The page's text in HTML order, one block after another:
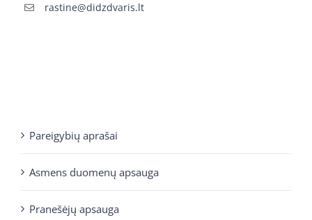
rastine@didzdvaris.lt
Pareigybių aprašai
Asmens duomenų apsauga
Pranešėjų apsauga